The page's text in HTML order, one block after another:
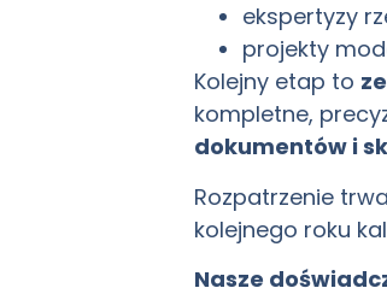
ekspertyzy
projekty
Kolejny etap to
kompletne,
dokumentów i
Rozpatrzenie
kolejnego roku
Nasze